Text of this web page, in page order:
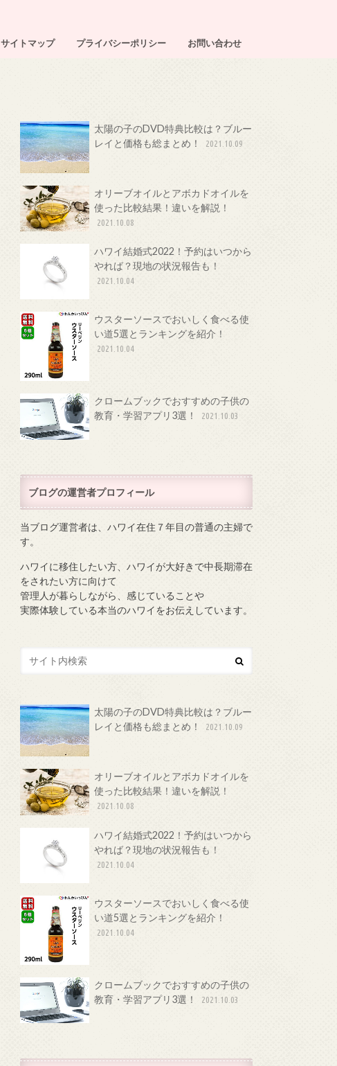
サイトマップ プライバシーポリシー お問い合わせ
太陽の子のDVD特典比較は？ブルー
レイと価格も総まとめ！
2021.10.09
オリーブオイルとアボカドオイルを
使った比較結果！違いを解説！
2021.10.08
ハワイ結婚式2022！予約はいつから
やれば？現地の状況報告も！
2021.10.04
ウスターソースでおいしく食べる使
い道5選とランキングを紹介！
2021.10.04
クロームブックでおすすめの子供の
教育・学習アプリ3選！
2021.10.03
ブログの運営者プロフィール
当ブログ運営者は、ハワイ在住７年目の普通の主婦で
す。
ハワイに移住したい方、ハワイが大好きで中長期滞在
をされたい方に向けて
管理人が暮らしながら、感じていることや
実際体験している本当のハワイをお伝えしています。
太陽の子のDVD特典比較は？ブルー
レイと価格も総まとめ！
2021.10.09
オリーブオイルとアボカドオイルを
使った比較結果！違いを解説！
2021.10.08
ハワイ結婚式2022！予約はいつから
やれば？現地の状況報告も！
2021.10.04
ウスターソースでおいしく食べる使
い道5選とランキングを紹介！
2021.10.04
クロームブックでおすすめの子供の
教育・学習アプリ3選！
2021.10.03